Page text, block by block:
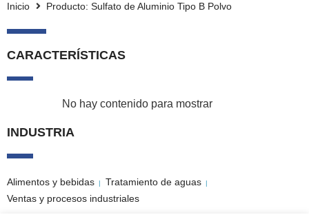
Inicio Producto: Sulfato de Aluminio Tipo B Polvo
CARACTERÍSTICAS
No hay contenido para mostrar
INDUSTRIA
Alimentos y bebidas | Tratamiento de aguas |
Ventas y procesos industriales